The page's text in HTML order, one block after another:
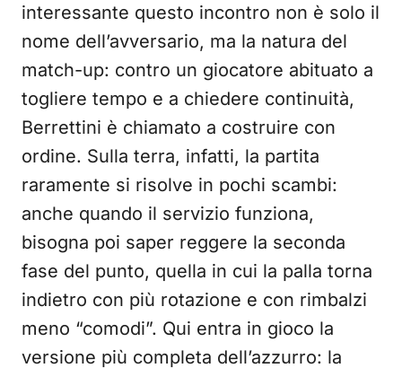
interessante questo incontro non è solo il
nome dell’avversario, ma la natura del
match-up: contro un giocatore abituato a
togliere tempo e a chiedere continuità,
Berrettini è chiamato a costruire con
ordine. Sulla terra, infatti, la partita
raramente si risolve in pochi scambi:
anche quando il servizio funziona,
bisogna poi saper reggere la seconda
fase del punto, quella in cui la palla torna
indietro con più rotazione e con rimbalzi
meno “comodi”. Qui entra in gioco la
versione più completa dell’azzurro: la